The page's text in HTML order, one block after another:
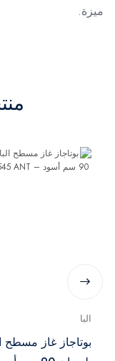
ميزة.
البا
بوتاجاز غاز مسطح